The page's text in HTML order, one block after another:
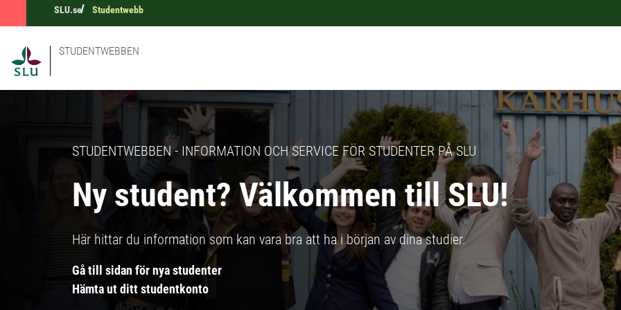
SLU.se Studentwebb
STUDENTWEBBEN
STUDENTWEBBEN - INFORMATION OCH SERVICE FÖR STUDENTER PÅ SLU
Ny student? Välkommen till SLU!
Här hittar du information som kan vara bra att ha i början av dina studier.
Gå till sidan för nya studenter
Hämta ut ditt studentkonto